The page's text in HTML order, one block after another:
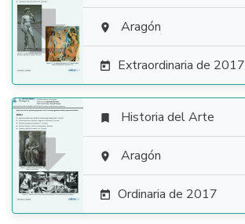
  Aragón
 Extraordinaria de 2017

 Historia del Arte
 Aragón
 Ordinaria de 2017